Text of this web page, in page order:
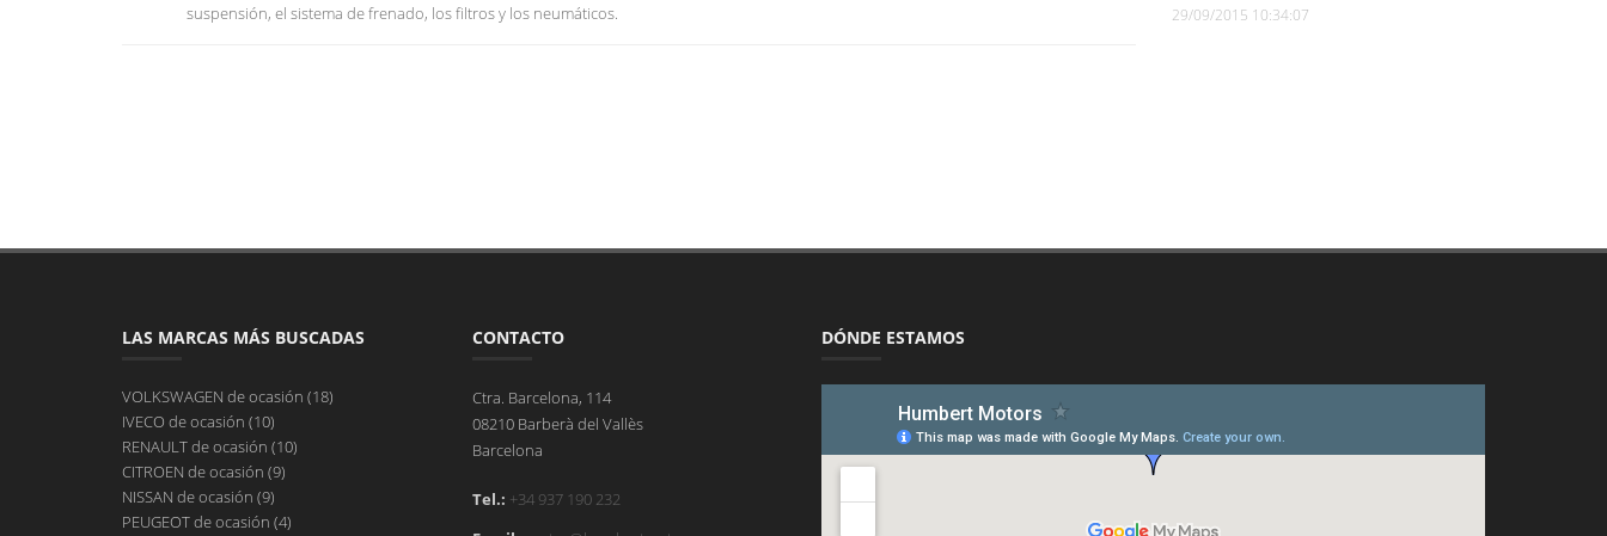
suspensión, el sistema de frenado, los filtros y los neumáticos.
29/09/2015 10:34:07
LAS MARCAS MÁS BUSCADAS
VOLKSWAGEN de ocasión (18)
IVECO de ocasión (10)
RENAULT de ocasión (10)
CITROEN de ocasión (9)
NISSAN de ocasión (9)
PEUGEOT de ocasión (4)
CONTACTO
Ctra. Barcelona, 114
08210 Barberà del Vallès
Barcelona
Tel.: +34 937 190 232
DÓNDE ESTAMOS